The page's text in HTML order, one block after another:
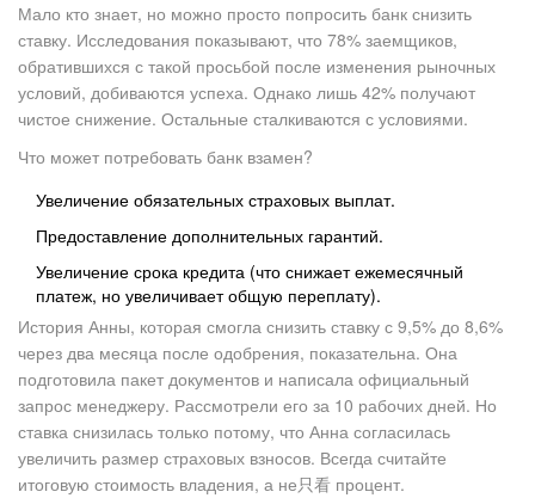
Мало кто знает, но можно просто попросить банк снизить
ставку. Исследования показывают, что 78% заемщиков,
обратившихся с такой просьбой после изменения рыночных
условий, добиваются успеха. Однако лишь 42% получают
чистое снижение. Остальные сталкиваются с условиями.
Что может потребовать банк взамен?
Увеличение обязательных страховых выплат.
Предоставление дополнительных гарантий.
Увеличение срока кредита (что снижает ежемесячный
платеж, но увеличивает общую переплату).
История Анны, которая смогла снизить ставку с 9,5% до 8,6%
через два месяца после одобрения, показательна. Она
подготовила пакет документов и написала официальный
запрос менеджеру. Рассмотрели его за 10 рабочих дней. Но
ставка снизилась только потому, что Анна согласилась
увеличить размер страховых взносов. Всегда считайте
итоговую стоимость владения, а не只看 процент.